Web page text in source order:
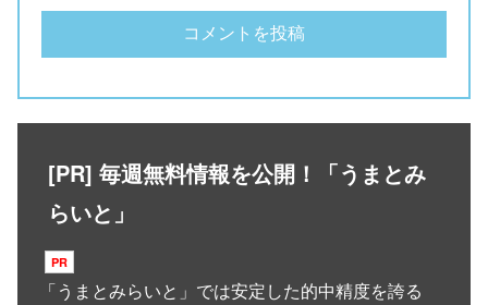
[PR] 毎週無料情報を公開！「うまとみ
らいと」
「うまとみらいと 」では安定した的中精度を誇る